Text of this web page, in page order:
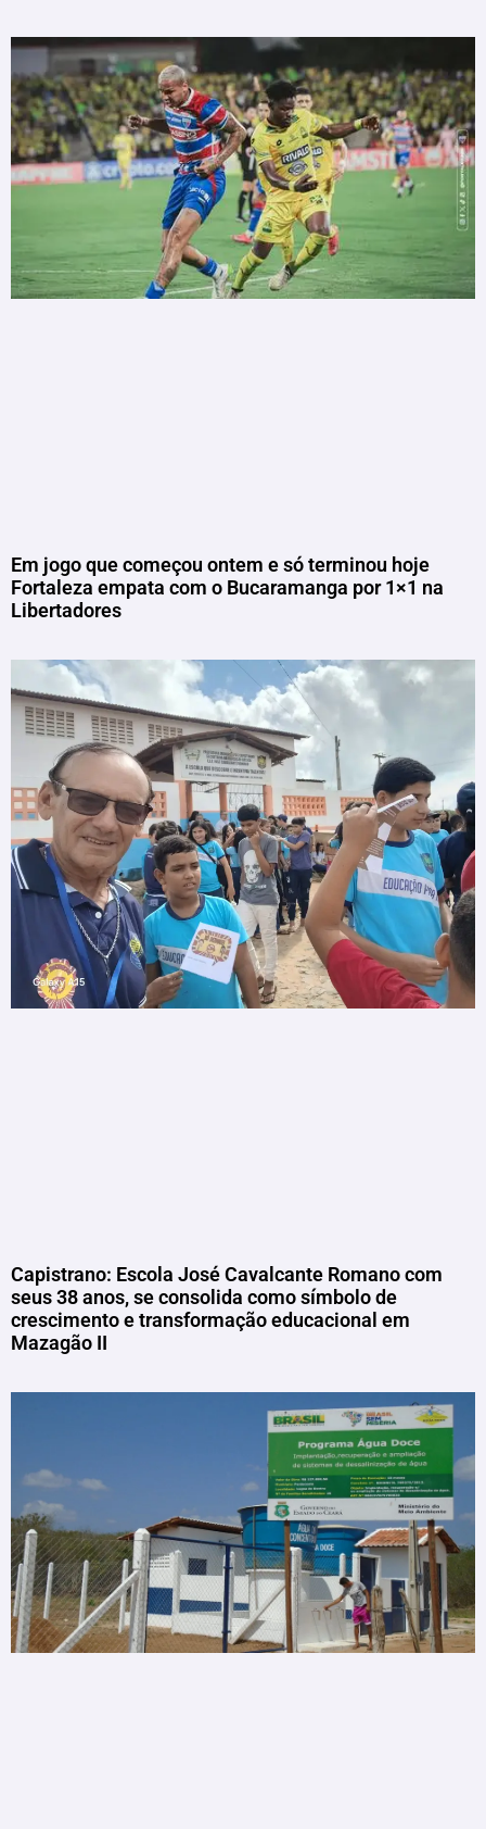
Em jogo que começou ontem e só terminou hoje
Fortaleza empata com o Bucaramanga por 1×1 na
Libertadores
Capistrano: Escola José Cavalcante Romano com
seus 38 anos, se consolida como símbolo de
crescimento e transformação educacional em
Mazagão II